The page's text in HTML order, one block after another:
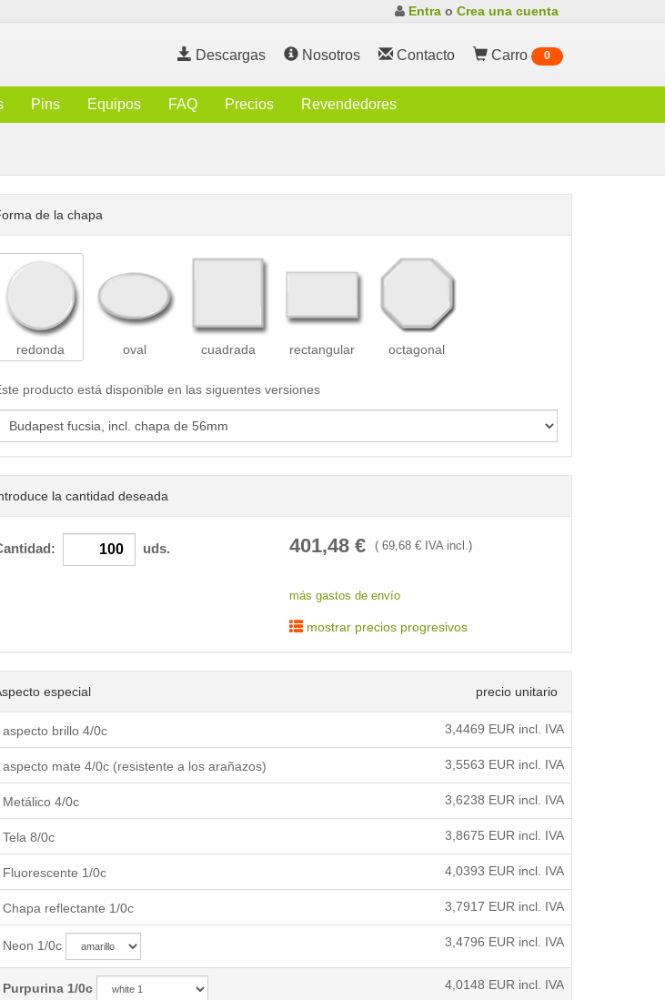
Entra o Crea una cuenta
Descargas Nosotros Contacto Carro 0
Pins Equipos FAQ Precios Revendedores
de la chapa
redonda oval cuadrada rectangular octagonal
producto está disponible en las siguentes versiones
la cantidad deseada
uds. 401,48€ ( 69,68€ IVA incl.)
más gastos de envío
mostrar precios progresivos
especial precio unitario
brillo 4/0c 3,4469 EUR incl. IVA
mate 4/0c (resistente a los arañazos) 3,5563 EUR incl. IVA
4/0c 3,6238 EUR incl. IVA
8/0c 3,8675 EUR incl. IVA
1/0c 4,0393 EUR incl. IVA
reflectante 1/0c 3,7917 EUR incl. IVA
1/0c 3,4796 EUR incl. IVA
1/0c 4,0148 EUR incl. IVA
< /picture>